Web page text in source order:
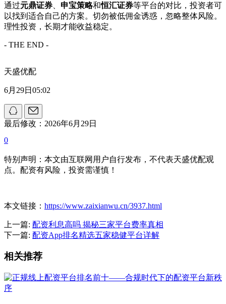
通过元鼎证券 申宝策略和恒汇证券等平台的对比，投资者可
以找到适合自己的方案。切勿被低佣金诱惑，忽略整体风险。
理性投资，长期才能收益稳定。
- THE END -
天盛优配
6月29日05:02
最后修改：2026年6月29日
0
特别声明：本文由互联网用户自行发布，不代表天盛优配观
点。配资有风险，投资需谨慎！
本文链接： https://www.zaixianwu.cn/3937.html
上一篇: 配资利息高吗 揭秘三家平台费率真相
下一篇: 配资App排名精选五家稳健平台详解
相关推荐